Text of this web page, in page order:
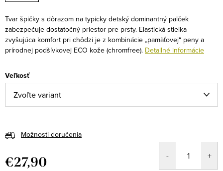
Tvar špičky s dôrazom na typicky detský dominantný palček
zabezpečuje dostatočný priestor pre prsty. Elastická stielka
zvyšujúca komfort pri chôdzi je z kombinácie „pamäťovej“ peny a
prírodnej podšívkovej ECO kože (chromfree). Detailné informácie
Veľkosť
Možnosti doručenia
€27,90